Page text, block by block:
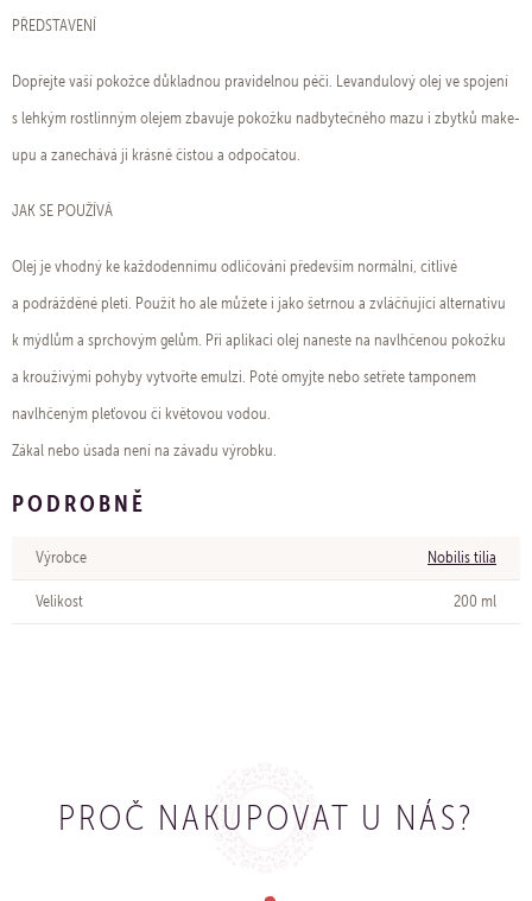
PŘEDSTAVENÍ
Dopřejte vaší pokožce důkladnou pravidelnou péči. Levandulový olej ve spojení
s lehkým rostlinným olejem zbavuje pokožku nadbytečného mazu i zbytků make-
upu a zanechává ji krásně čistou a odpočatou.
JAK SE POUŽÍVÁ
Olej je vhodný ke každodennímu odličování především normální, citlivé
a podrážděné pleti. Použít ho ale můžete i jako šetrnou a zvláčňující alternativu
k mýdlům a sprchovým gelům. Při aplikaci olej naneste na navlhčenou pokožku
a krouživými pohyby vytvořte emulzi. Poté omyjte nebo setřete tamponem
navlhčeným pleťovou či květovou vodou.
Zákal nebo úsada není na závadu výrobku.
PODROBNĚ
Výrobce Nobilis tilia
Velikost 200 ml
PROČ NAKUPOVAT U NÁS?